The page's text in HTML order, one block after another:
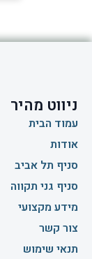
ניווט מהיר
עמוד הבית
אודות
סניף תל אביב
סניף גני תקווה
מידע מקצועי
צור קשר
תנאי שימוש